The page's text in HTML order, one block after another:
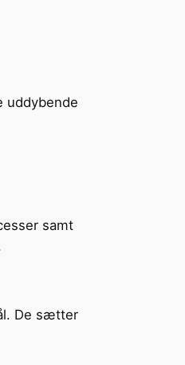
uddybende
samt
De sætter